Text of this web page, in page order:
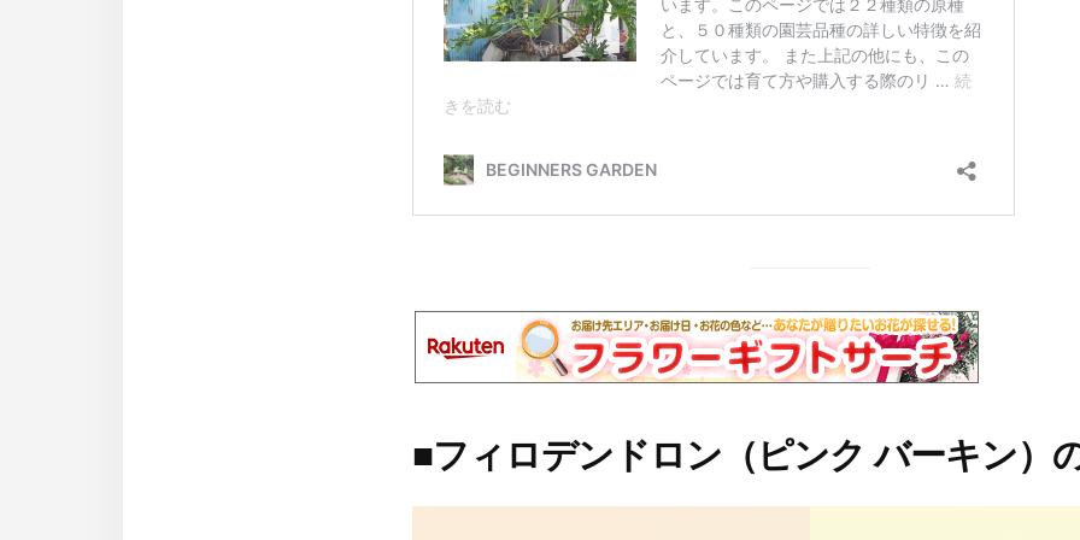
■フィロデンドロン（ピンク バーキン）